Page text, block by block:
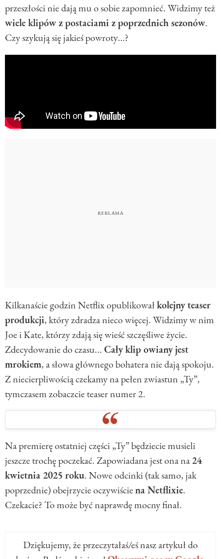
przeszłości nie dają mu o sobie zapomnieć. Widzimy też
wiele klipów z postaciami z poprzednich sezonów.
Czy szykują się jakieś powroty…?
Kilkanaście godzin Netflix opublikowałkolejny teaser
produkcji, który zdradza nieco więcej. Widzimy w nim
Joe i Kate, którzy zdają się wieść szczęśliwe życie.
Zdecydowanie do czasu...Cały klip owiany jest
mrokiem, a słowa głównego bohatera nie dają spokoju.
Z niecierpliwością czekamy na pełen zwiastun „Ty”,
tymczasem zobaczcie teaser numer 2.
Na premierę ostatniej części „Ty” będziecie musieli
jeszcze trochę poczekać. Zapowiadana jest ona na24
kwietnia 2025 roku. Nowe odcinki (tak samo, jak
poprzednie) obejrzycie oczywiściena Netflixie.
Czekacie? To może być naprawdę mocny finał.
Dziękujemy, że przeczytałaś/eś nasz artykuł do